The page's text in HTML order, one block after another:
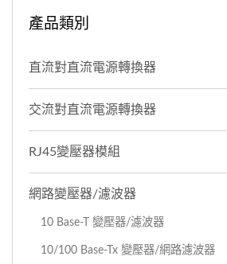
產品類別
直流對直流電源轉換器
交流對直流電源轉換器
RJ45變壓器模組
網路變壓器/濾波器
10 Base-T 變壓器/濾波器
10/100 Base-Tx 變壓器/網路濾波器